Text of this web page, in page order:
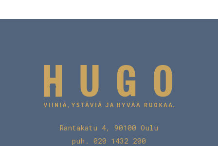
Rantakatu 4, 90100 Oulu
puh. 020 1432 200